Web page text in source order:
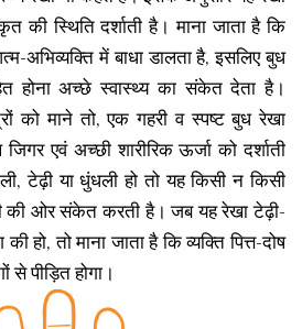
की स्थिति दर्शाती है। माना जाता है कि
अभिव्यक्ति में बाधा डालता है, इसलिए बुध
होना अच्छे स्वास्थ्य का संकेत देता है।
को माने तो, एक गहरी व स्पष्ट बुध रेखा
एवं अच्छी शारीरिक ऊर्जा को दर्शाती
टेढ़ी या धुंधली हो तो यह किसी न किसी
की ओर संकेत करती है। जब यह रेखा टेढ़ी-
हो, तो माना जाता है कि व्यक्ति पित्त-दोष
से पीड़ित होगा।